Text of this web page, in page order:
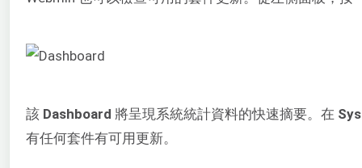
該 Dashboard 將呈現系統統計資料的快速摘要。在
有任何套件有可用更新。